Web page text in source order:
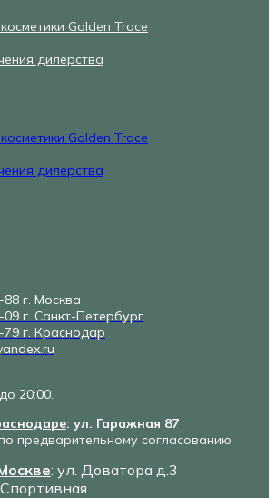
Golden Trace
дилерства
Golden Trace
дилерства
г. Москва
г. Санкт-Петербург
г. Краснодар
20:00.
: ул. Гаражная 87
предварительному согласованию
: ул. Доватора д.3